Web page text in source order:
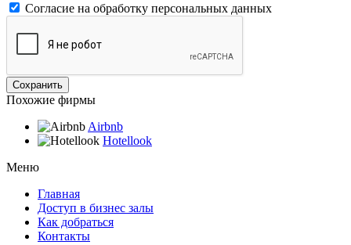
Согласие на обработку персональных данных
Похожие фирмы
Airbnb
Hotellook
Меню
Главная
Доступ в бизнес залы
Как добраться
Контакты